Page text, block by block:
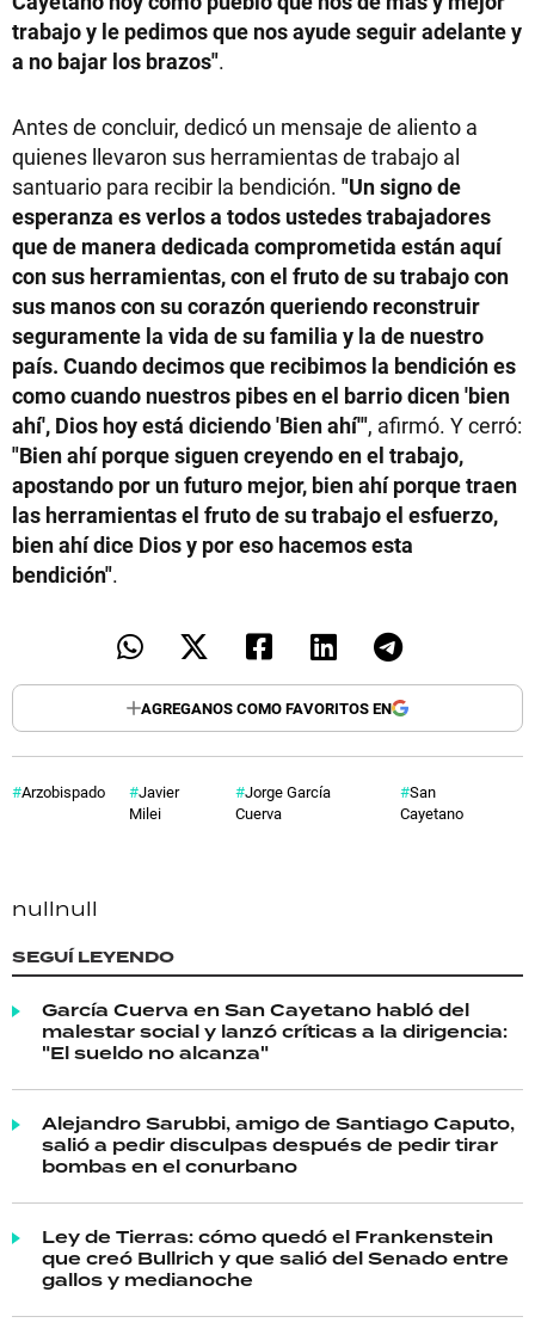
trabajo y le pedimos que nos ayude seguir adelante y
a no bajar los brazos".
Antes de concluir, dedicó un mensaje de aliento a
quienes llevaron sus herramientas de trabajo al
santuario para recibir la bendición. "Un signo de
esperanza es verlos a todos ustedes trabajadores
que de manera dedicada comprometida están aquí
con sus herramientas, con el fruto de su trabajo con
sus manos con su corazón queriendo reconstruir
seguramente la vida de su familia y la de nuestro
país. Cuando decimos que recibimos la bendición es
como cuando nuestros pibes en el barrio dicen 'bien
ahí', Dios hoy está diciendo 'Bien ahí'", afirmó. Y cerró:
"Bien ahí porque siguen creyendo en el trabajo,
apostando por un futuro mejor, bien ahí porque traen
las herramientas el fruto de su trabajo el esfuerzo,
bien ahí dice Dios y por eso hacemos esta
bendición".
AGREGANOS COMO FAVORITOS EN
Arzobispado
Javier
Milei
Jorge García
Cuerva
San
Cayetano
nullnull
SEGUÍ LEYENDO
García Cuerva en San Cayetano habló del
malestar social y lanzó críticas a la dirigencia:
"El sueldo no alcanza"
Alejandro Sarubbi, amigo de Santiago Caputo,
salió a pedir disculpas después de pedir tirar
bombas en el conurbano
Ley de Tierras: cómo quedó el Frankenstein
que creó Bullrich y que salió del Senado entre
gallos y medianoche